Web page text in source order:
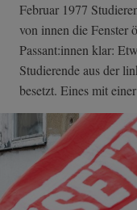
Februar 1977
von innen die Fenster
Passant:innen klar:
Studierende aus der
besetzt. Eines mit